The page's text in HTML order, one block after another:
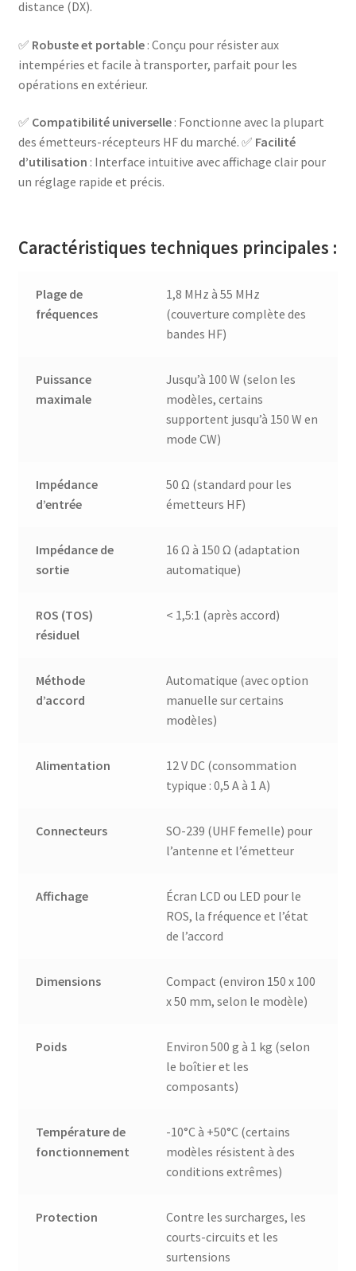
distance (DX).
✅ Robuste et portable: Conçu pour résister aux
intempéries et facile à transporter, parfait pour les
opérations en extérieur.
✅ Compatibilité universelle: Fonctionne avec la plupart
des émetteurs-récepteurs HF du marché. ✅ Facilité
d’utilisation : Interface intuitive avec affichage clair pour
un réglage rapide et précis.
Caractéristiques techniques principales :
Plage de
fréquences
1,8 MHz à 55 MHz
(couverture complète des
bandes HF)
Puissance
maximale
Jusqu’à 100 W (selon les
modèles, certains
supportent jusqu’à 150 W en
mode CW)
Impédance
d’entrée
50 Ω (standard pour les
émetteurs HF)
Impédance de
sortie
16 Ω à 150 Ω (adaptation
automatique)
ROS (TOS)
résiduel
< 1,5:1 (après accord)
Méthode
d’accord
Automatique (avec option
manuelle sur certains
modèles)
Alimentation
12 V DC (consommation
typique : 0,5 A à 1 A)
Connecteurs
SO-239 (UHF femelle) pour
l’antenne et l’émetteur
Affichage
Écran LCD ou LED pour le
ROS, la fréquence et l’état
de l’accord
Dimensions
Compact (environ 150 x 100
x 50 mm, selon le modèle)
Poids
Environ 500 g à 1 kg (selon
le boîtier et les
composants)
Température de
fonctionnement
-10°C à +50°C (certains
modèles résistent à des
conditions extrêmes)
Protection
Contre les surcharges, les
courts-circuits et les
surtensions